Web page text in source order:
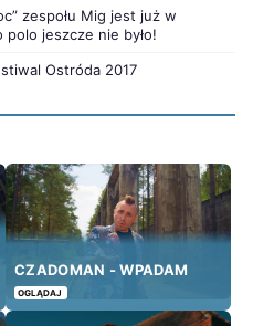
zespołu Mig jest już w
jeszcze nie było!
Ostróda 2017
CZADOMAN - WPADAM
OGLĄDAJ